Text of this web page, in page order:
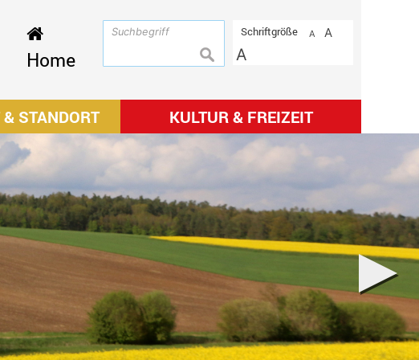
Schriftgröße A A
A
suchen
Home
STANDORT KULTUR & FREIZEIT